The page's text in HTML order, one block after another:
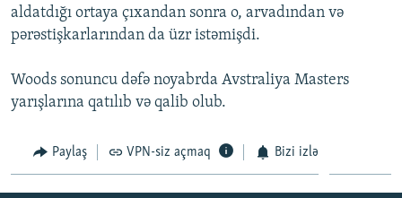
FOTOQALEREYA
İNFOQRAFIKA
KARIKATURA
OXU ZALI
AZƏRBAYCAN ƏDƏBIYYATI KITABXANASI
İSLAM VƏ DEMOKRATIYA
İZ - MƏDƏNIYYƏT PROQRAMI
HAQQIMIZDA
MISSIYAMIZ
PEŞƏ ETIKASI VƏ JURNALISTIKA STANDARTLARIMIZ
MATERIALLARIMIZDAN ISTIFADƏ
AZADLIQRADIOSU MOBIL TELEFONUNUZDA
BIZIMLƏ ƏLAQƏ
RFE/RL-in bütün saytları
aldatdığı ortaya çıxandan sonra o, arvadından və
pərəstişkarlarından da üzr istəmişdi.
Woods sonuncu dəfə noyabrda Avstraliya Masters
yarışlarına qatılıb və qalib olub.
Paylaş VPN-siz açmaq Bizi izlə